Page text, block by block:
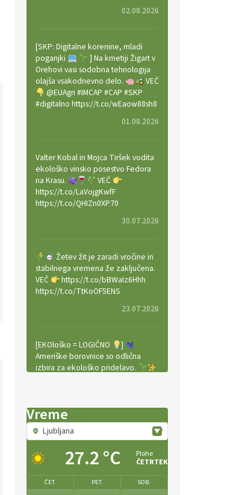
02.08.2026
[SKP: Digitalne korenine, mladi
poganjki
] Na kmetiji Žigart v
Orehovi vasi sodobna tehnologija
olajša vsakodnevno delo.
VEČ
@EUAgri #IMCAP #CAP #SKP
#digitalno https://t.co/wEaow88sh8
01.08.2026
Valter Kobal in Mojca Tiršek vodita
ekološko vinsko posestvo Fedora
na Krasu.
VEČ
https://t.co/LaVojgKwfF
https://t.co/QHIZn0XP70
30.07.2026
Žetev žit je zaradi vročine in
stabilnega vremena že zaključena.
VEČ
https://t.co/bBWaIz6Hhh
https://t.co/TtKoOF5ENS
23.07.2026
[EKOloško = LOGIČNO
]
Ameriške borovnice so odlična
izbira za ekološko pridelavo.
22.07.2026
Traktor je nepogrešljiv, a tudi
nevaren.
Varnost na kmetiji naj
bo vedno na prvem mestu.
VEČ
https://t.co/RcsFHlxERk
Vreme
Ljubljana
27.2 °C
Plohe
ČETRTEK
ČET. PET. SOB.